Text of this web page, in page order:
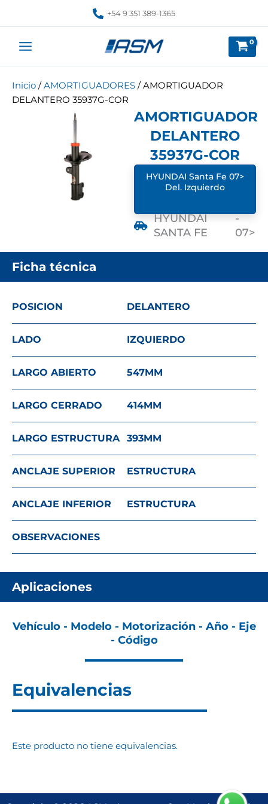
+54 9 351 389-1365
Inicio /AMORTIGUADORES / AMORTIGUADOR
DELANTERO 35937G-COR
AMORTIGUADOR
DELANTERO
35937G-COR
HYUNDAI Santa Fe 07>
Del. Izquierdo
HYUNDAI
SANTA FE
-
07>
Ficha técnica
POSICION DELANTERO
LADO IZQUIERDO
LARGO ABIERTO 547MM
LARGO CERRADO 414MM
LARGO ESTRUCTURA 393MM
ANCLAJE SUPERIOR ESTRUCTURA
ANCLAJE INFERIOR ESTRUCTURA
OBSERVACIONES
Aplicaciones
Vehículo - Modelo - Motorización - Año - Eje
- Código
Equivalencias
Este producto no tiene equivalencias.